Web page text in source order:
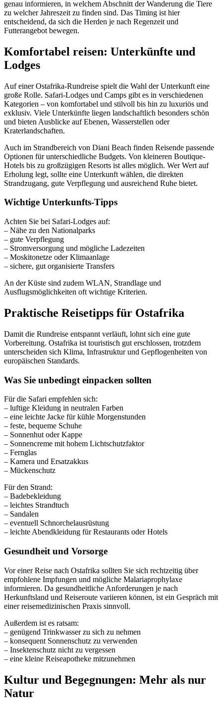
genau informieren, in welchem Abschnitt der Wanderung die Tiere
zu welcher Jahreszeit zu finden sind. Das Timing ist hier
entscheidend, da sich die Herden je nach Regenzeit und
Futterangebot bewegen.
Komfortabel reisen: Unterkünfte und
Lodges
Auf einer Ostafrika-Rundreise spielt die Wahl der Unterkunft eine
große Rolle. Safari-Lodges und Camps gibt es in verschiedenen
Kategorien – von komfortabel und stilvoll bis hin zu luxuriös und
exklusiv. Viele Unterkünfte liegen landschaftlich besonders schön
und bieten Ausblicke auf Ebenen, Wasserstellen oder
Kraterlandschaften.
Auch im Strandbereich von Diani Beach finden Reisende passende
Optionen für unterschiedliche Budgets. Von kleineren Boutique-
Hotels bis zu großzügigen Resorts ist alles möglich. Wer Wert auf
Erholung legt, sollte eine Unterkunft wählen, die direkten
Strandzugang, gute Verpflegung und ausreichend Ruhe bietet.
Wichtige Unterkunfts-Tipps
Achten Sie bei Safari-Lodges auf:
– Nähe zu den Nationalparks
– gute Verpflegung
– Stromversorgung und mögliche Ladezeiten
– Moskitonetze oder Klimaanlage
– sichere, gut organisierte Transfers
An der Küste sind zudem WLAN, Strandlage und
Ausflugsmöglichkeiten oft wichtige Kriterien.
Praktische Reisetipps für Ostafrika
Damit die Rundreise entspannt verläuft, lohnt sich eine gute
Vorbereitung. Ostafrika ist touristisch gut erschlossen, trotzdem
unterscheiden sich Klima, Infrastruktur und Gepflogenheiten von
europäischen Standards.
Was Sie unbedingt einpacken sollten
Für die Safari empfehlen sich:
– luftige Kleidung in neutralen Farben
– eine leichte Jacke für kühle Morgenstunden
– feste, bequeme Schuhe
– Sonnenhut oder Kappe
– Sonnencreme mit hohem Lichtschutzfaktor
– Fernglas
– Kamera und Ersatzakkus
– Mückenschutz
Für den Strand:
– Badebekleidung
– leichtes Strandtuch
– Sandalen
– eventuell Schnorchelausrüstung
– leichte Abendkleidung für Restaurants oder Hotels
Gesundheit und Vorsorge
Vor einer Reise nach Ostafrika sollten Sie sich rechtzeitig über
empfohlene Impfungen und mögliche Malariaprophylaxe
informieren. Da gesundheitliche Anforderungen je nach
Herkunftsland und Reiseroute variieren können, ist ein Gespräch mit
einer reisemedizinischen Praxis sinnvoll.
Außerdem ist es ratsam:
– genügend Trinkwasser zu sich zu nehmen
– konsequent Sonnenschutz zu verwenden
– Insektenschutz nicht zu vergessen
– eine kleine Reiseapotheke mitzunehmen
Kultur und Begegnungen: Mehr als nur
Natur